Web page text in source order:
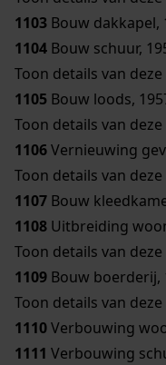
1103 Bouw dakkapel,
1104 Bouw schuur,
Toon details van
1105 Bouw loods,
Toon details van
1106Vernieuwing
Toon details van
1107 Bouw
1108 Uitbreiding
Toon details van
1109 Bouw boerderij,
Toon details van
1110Verbouwing
1111 Verbouwing